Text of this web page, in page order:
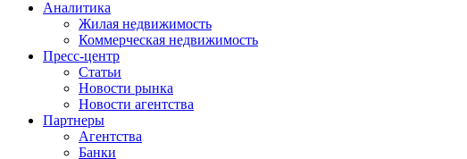
Аналитика
Жилая недвижимость
Коммерческая недвижимость
Пресс-центр
Статьи
Новости рынка
Новости агентства
Партнеры
Агентства
Банки